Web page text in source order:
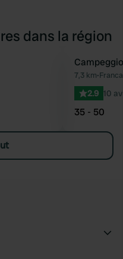
dans la région
Préféré7,3 km•
2.9 10
35 - 50